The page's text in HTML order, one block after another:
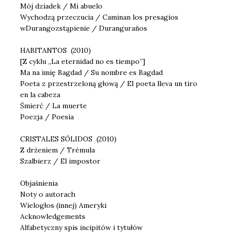
Mój dziadek / Mi abuelo
Wychodzą przeczucia / Caminan los presagios
wDurangozstąpienie / Duranguraños
HABITANTOS (2010)
[Z cyklu „La eternidad no es tiempo”]
Ma na imię Bagdad / Su nombre es Bagdad
Poeta z przestrzeloną głową / El poeta lleva un tiro
en la cabeza
Śmierć / La muerte
Poezja / Poesía
CRISTALES SÓLIDOS (2010)
Z drżeniem / Trémula
Szalbierz / El impostor
Objaśnienia
Noty o autorach
Wielogłos (innej) Ameryki
Acknowledgements
Alfabetyczny spis incipitów i tytułów